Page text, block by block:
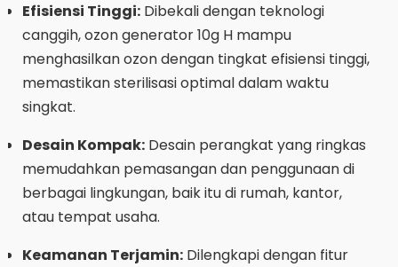
Efisiensi Tinggi:Dibekali dengan teknologi
canggih, ozon generator 10g H mampu
menghasilkan ozon dengan tingkat efisiensi tinggi,
memastikan sterilisasi optimal dalam waktu
singkat.
Desain Kompak:Desain perangkat yang ringkas
memudahkan pemasangan dan penggunaan di
berbagai lingkungan, baik itu di rumah, kantor,
atau tempat usaha.
Keamanan Terjamin:Dilengkapi dengan fitur